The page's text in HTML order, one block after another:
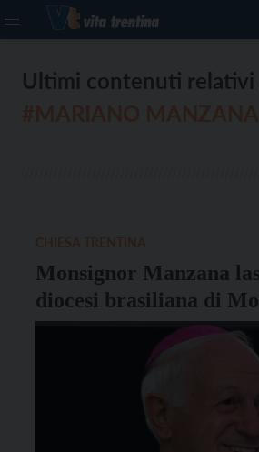
Ultimi contenuti relativi
Monsignor Manzana
diocesi brasiliana di